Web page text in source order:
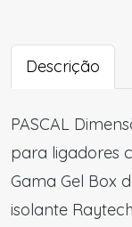
Descrição
PASCAL
para ligadores
Gama Gel Box
isolante